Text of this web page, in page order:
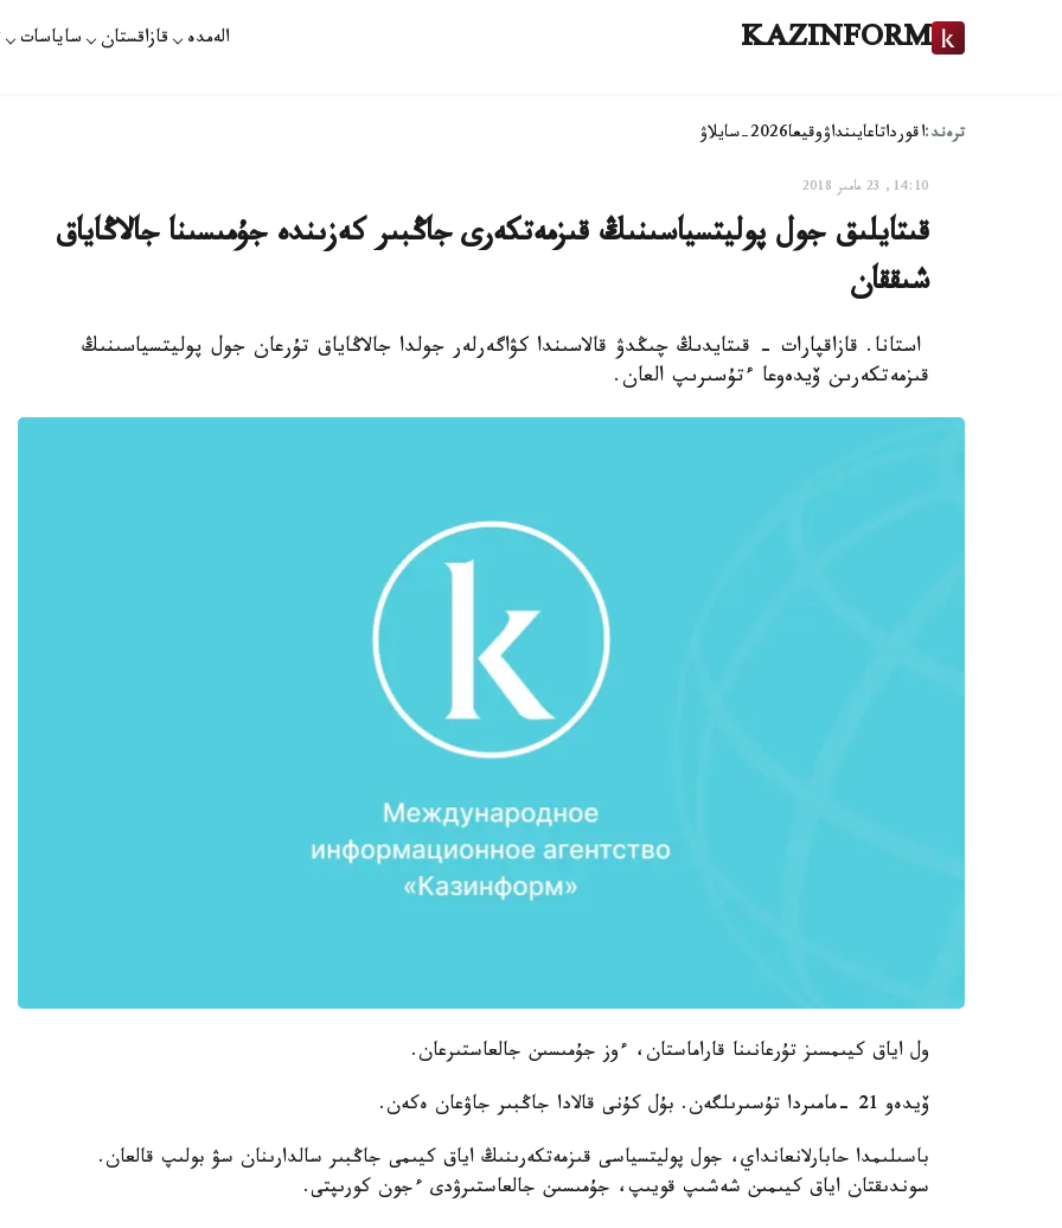
KAZINFORM الەمدە قازاقستان ساياسات
ترەند:اقورداتاعايىنداۋوقيعا2026-سايلاۋ
14:10, 23 مامىر 2018
قىتايلىق جول پوليتسياسىنىڭ قىزمەتكەرى جاڭبىر كەزىندە جۇمىسىنا جالاڭاياق
شىققان
استانا. قازاقپارات - قىتايدىڭ چىڭدۋ قالاسىندا كۋاگەرلەر جولدا جالاڭاياق تۇرعان جول پوليتسياسىنىڭ
قىزمەتكەرىن ۆيدەوعا ءتۇسىرىپ العان.
ول اياق كيىمسىز تۇرعانىنا قاراماستان، ءوز جۇمىسىن جالعاستىرعان.
ۆيدەو 21 -مامىردا تۇسىرىلگەن. بۇل كۇنى قالادا جاڭبىر جاۋعان ەكەن.
باسىلىمدا حابارلانعانداي، جول پوليتسياسى قىزمەتكەرىنىڭ اياق كيىمى جاڭبىر سالدارىنان سۋ بولىپ قالعان.
سوندىقتان اياق كيىمىن شەشىپ قويىپ، جۇمىسىن جالعاستىرۋدى ءجون كورىپتى.